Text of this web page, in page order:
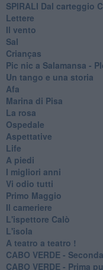
SPIRALI Dal carteggio
Lettere
Il vento
Sal
Crianças
Pic nic a Salamansa -
Un tango e una storia
Afa
Marina di Pisa
La rosa
Ospedale
Aspettative
Life
A piedi
I migliori anni
Vi odio tutti
Primo Maggio
Il cameriere
L'ispettore Calò
L'isola
A teatro a teatro !
CABO VERDE -
CABO VERDE - Prima